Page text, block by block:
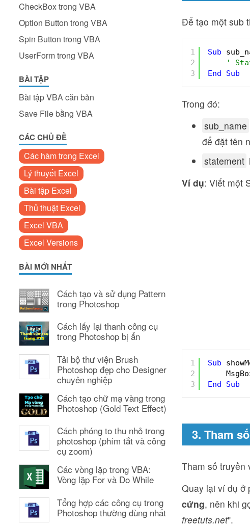
CheckBox trong VBA
Option Button trong VBA
Spin Button trong VBA
UserForm trong VBA
BÀI TẬP
Bài tập VBA căn bản
Save File bằng VBA
CÁC CHỦ ĐỀ
Các hàm trong Excel
Lý thuyết Excel
Bài tập Excel
Thủ thuật Excel
Excel VBA
Excel Versions
BÀI MỚI NHẤT
Cách tạo và sử dụng Pattern
trong Photoshop
Cách lấy lại thanh công cụ
trong Photoshop bị ẩn
Tải bộ thư viện Brush
Photoshop đẹp cho Designer
chuyên nghiệp
Cách tạo chữ mạ vàng trong
Photoshop (Gold Text Effect)
Cách phóng to thu nhỏ trong
photoshop (phím tắt và công
cụ zoom)
Các vòng lặp trong VBA:
Vòng lặp For và Do While
Tổng hợp các công cụ trong
Photoshop thường dùng nhất
Để tạo một sub
1
2
3
Sub
'
End
Sub
Trong đó:
sub_name
để đặt tên
statement
Ví dụ: Viết một
1
2
3
Sub
End
Sub
3. Tham
Tham số truyền
Quay lại ví dụ ở
cứng, nên khi
freetuts.net".